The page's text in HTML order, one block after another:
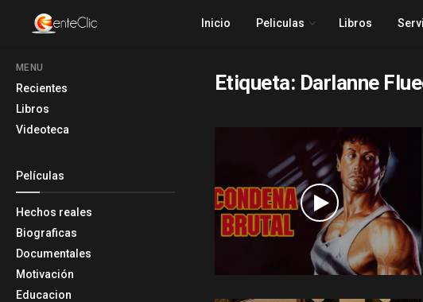
MENU
Recientes
Libros
Videoteca
Películas
Hechos reales
Biograficas
Documentales
Motivación
Educacion
Inicio Peliculas Libros
Etiqueta: Darlanne